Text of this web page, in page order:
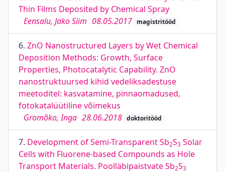
Thin Films Deposited by Chemical Spray
Eensalu, Jako Siim 08.05.2017 magistritööd
6. ZnO Nanostructured Layers by Wet Chemical
Deposition Methods: Growth, Surface
Properties, Photocatalytic Capability. ZnO
nanostruktuursed kihid vedeliksadestuse
meetoditel: kasvatamine, pinnaomadused,
fotokatalüütiline võimekus
Gromõko, Inga 28.06.2018 doktoritööd
7. Development of Semi-Transparent Sb2S3 Solar
Cells with Fluorene-based Compounds as Hole
Transport Materials. Poolläbipaistvate Sb2S3